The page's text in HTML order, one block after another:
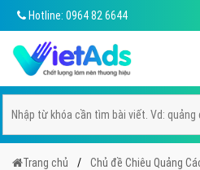
Hotline: 0964 82 6644
Trang chủ Chủ đề Chiêu Quảng